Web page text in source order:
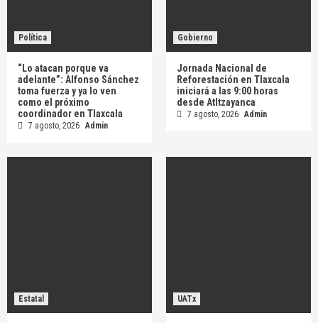
Política
“Lo atacan porque va
adelante”: Alfonso Sánchez
toma fuerza y ya lo ven
como el próximo
coordinador en Tlaxcala
7 agosto, 2026 Admin
Gobierno
Jornada Nacional de
Reforestación en Tlaxcala
iniciará a las 9:00 horas
desde Atltzayanca
7 agosto, 2026 Admin
Estatal UATx